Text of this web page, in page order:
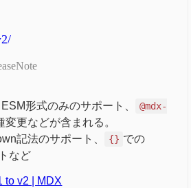
形式のみのサポート、
@mdx-
更などが含まれる。
記法のサポート、
{} での
など
to v2 | MDX